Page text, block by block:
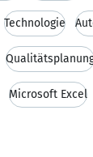
Technologie
Microsoft Excel